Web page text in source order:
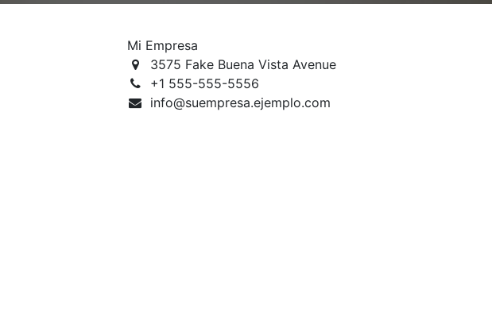
Mi Empresa
3575 Fake Buena Vista Avenue
+1 555-555-5556
info@suempresa.ejemplo.com